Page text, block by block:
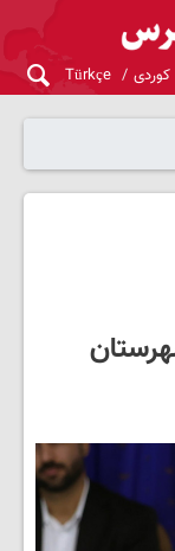
کوردی Türkçe